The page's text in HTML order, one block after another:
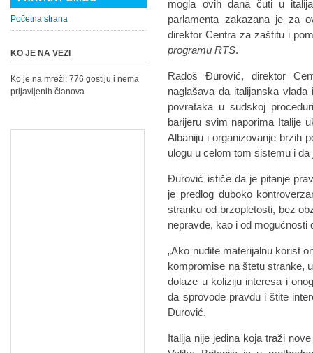
mogla ovih dana čuti u
parlamenta zakazana je za
direktor Centra za zaštitu i
programu RTS.
Radoš Đurović, direktor
naglašava da italijanska
povrataka u sudskoj
barijeru svim naporima Italije
Albaniju i organizovanje brzih
ulogu u celom tom sistemu i
Đurović ističe da je pitanje
je predlog duboko
stranku od brzopletosti, bez
nepravde, kao i od mogućnosti
„Ako nudite materijalnu korist
kompromise na štetu stranke,
dolaze u koliziju interesa i
da sprovode pravdu i štite
Đurović.
Italija nije jedina koja traži
Početna strana
KO JE NA VEZI
Ko je na mreži: 776 gostiju i nema
prijavljenih članova